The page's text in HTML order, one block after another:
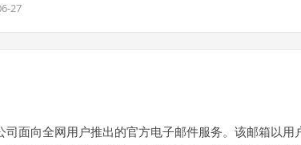
27
司面向全网用户推出的官方电子邮件服务。该邮箱以